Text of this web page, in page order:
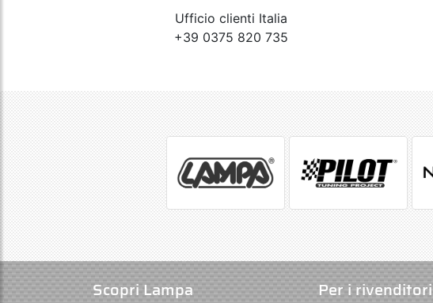
Ufficio clienti Italia
+39 0375 820 735
Scopri Lampa Per i rivenditori